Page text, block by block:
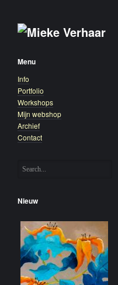
Menu
Info
Portfolio
Workshops
Mijn webshop
Archief
Contact
Nieuw